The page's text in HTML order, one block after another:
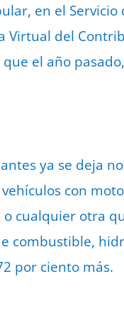
en el Servicio
Virtual del
el año
ya se deja
con
o cualquier otra
combustible,
por ciento más.